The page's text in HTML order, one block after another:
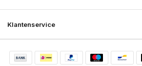
Klantenservice